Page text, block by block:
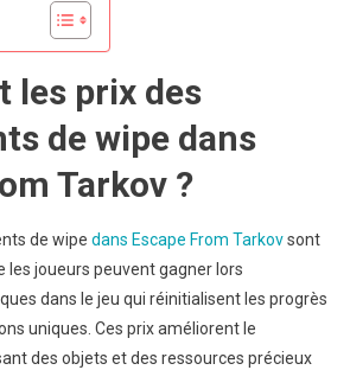
les prix des
de wipe dans
Tarkov ?
de wipe dans Escape From Tarkovsont
les joueurs peuvent gagner lors
dans le jeu qui réinitialisent les progrès
uniques. Ces prix améliorent le
des objets et des ressources précieux